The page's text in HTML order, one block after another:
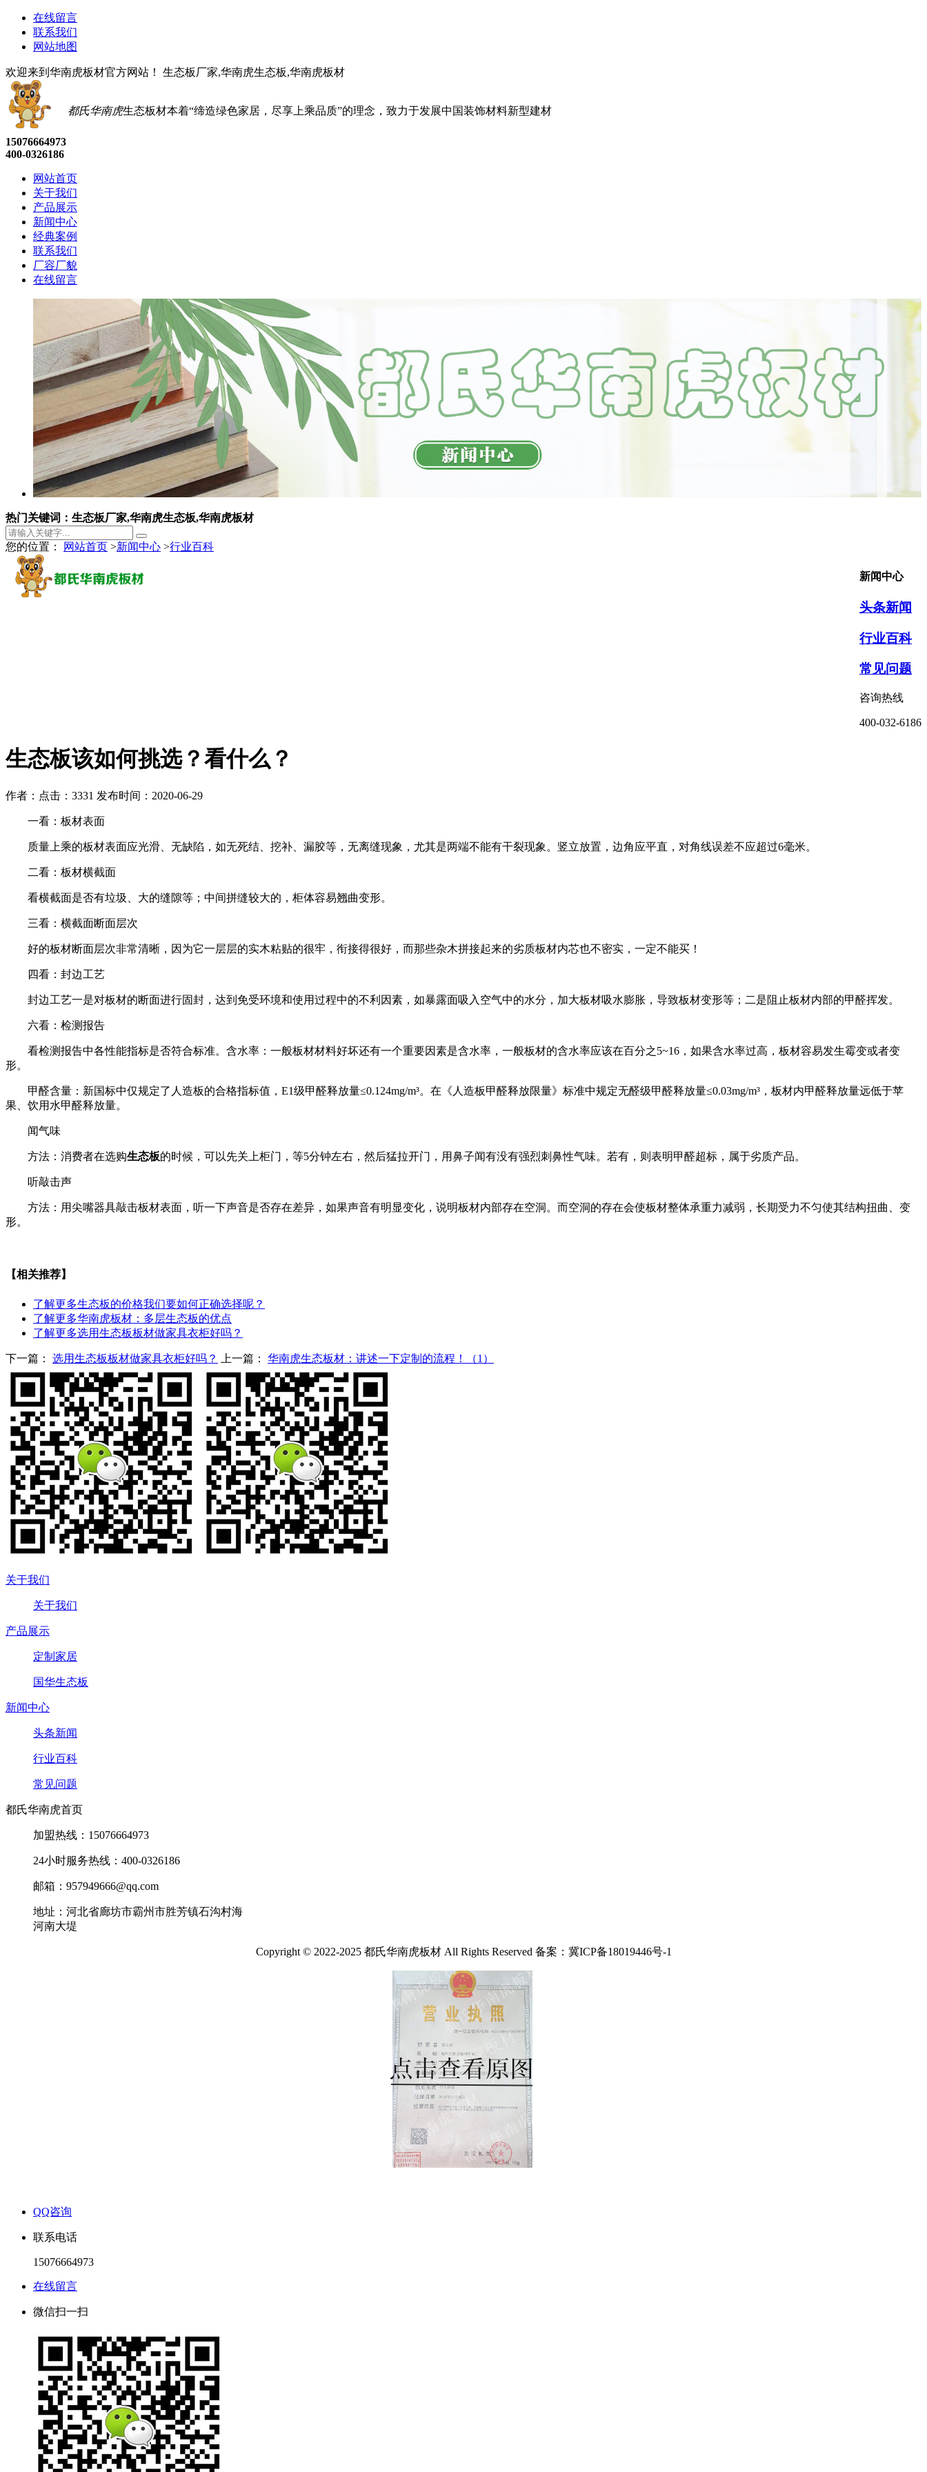
在线留言
联系我们
网站地图
欢迎来到华南虎板材官方网站！ 生态板厂家,华南虎生态板,华南虎板材
都氏华南虎生态板材本着“缔造绿色家居，尽享上乘品质”的理念，致力于发展中国装饰材料新型建材
15076664973
400-0326186
网站首页
关于我们
产品展示
新闻中心
经典案例
联系我们
厂容厂貌
在线留言
热门关键词：生态板厂家,华南虎生态板,华南虎板材
您的位置： 网站首页 >新闻中心 >行业百科
新闻中心
头条新闻
行业百科
常见问题
咨询热线
400-032-6186
生态板该如何挑选？看什么？
作者： 点击：3331 发布时间：2020-06-29
一看：板材表面
质量上乘的板材表面应光滑、无缺陷，如无死结、挖补、漏胶等，无离缝现象，尤其是两端不能有干裂现象。竖立放置，边角应平直，对角线误差不应超过6毫米。
二看：板材横截面
看横截面是否有垃圾、大的缝隙等；中间拼缝较大的，柜体容易翘曲变形。
三看：横截面断面层次
好的板材断面层次非常清晰，因为它一层层的实木粘贴的很牢，衔接得很好，而那些杂木拼接起来的劣质板材内芯也不密实，一定不能买！
四看：封边工艺
封边工艺一是对板材的断面进行固封，达到免受环境和使用过程中的不利因素，如暴露面吸入空气中的水分，加大板材吸水膨胀，导致板材变形等；二是阻止板材内部的甲醛挥发。
六看：检测报告
看检测报告中各性能指标是否符合标准。含水率：一般板材材料好坏还有一个重要因素是含水率，一般板材的含水率应该在百分之5~16，如果含水率过高，板材容易发生霉变或者变
形。
甲醛含量：新国标中仅规定了人造板的合格指标值，E1级甲醛释放量≤0.124mg/m³。在《人造板甲醛释放限量》标准中规定无醛级甲醛释放量≤0.03mg/m³，板材内甲醛释放量远低于苹
果、饮用水甲醛释放量。
闻气味
方法：消费者在选购生态板的时候，可以先关上柜门，等5分钟左右，然后猛拉开门，用鼻子闻有没有强烈刺鼻性气味。若有，则表明甲醛超标，属于劣质产品。
听敲击声
方法：用尖嘴器具敲击板材表面，听一下声音是否存在差异，如果声音有明显变化，说明板材内部存在空洞。而空洞的存在会使板材整体承重力减弱，长期受力不匀使其结构扭曲、变
形。
【相关推荐】
了解更多生态板的价格我们要如何正确选择呢？
了解更多华南虎板材：多层生态板的优点
了解更多选用生态板板材做家具衣柜好吗？
下一篇： 选用生态板板材做家具衣柜好吗？ 上一篇： 华南虎生态板材：讲述一下定制的流程！（1）
关于我们
关于我们
产品展示
定制家居
国华生态板
新闻中心
头条新闻
行业百科
常见问题
都氏华南虎首页
加盟热线：15076664973
24小时服务热线：400-0326186
邮箱：957949666@qq.com
地址：河北省廊坊市霸州市胜芳镇石沟村海
河南大堤
Copyright © 2022-2025 都氏华南虎板材 All Rights Reserved 备案：冀ICP备18019446号-1
QQ咨询
联系电话
15076664973
在线留言
微信扫一扫